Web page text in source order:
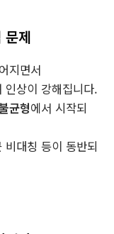
문제
지면서
인상이 강해집니다.
균형에서 시작되
대칭 등이 동반되